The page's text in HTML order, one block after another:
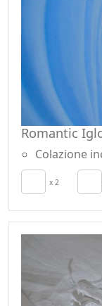
Romantic
Colazione
x 2